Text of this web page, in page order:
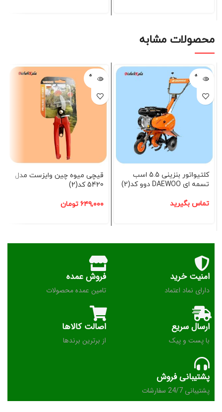
محصولات مشابه
فروخته
شده
کلتیواتور بنزینی 5.5 اسب
تسمه ای DAEWOO دوو کد(2)
تماس بگیرید
فروخته
شده
قیچی میوه چین وایزست مدل
5420 کد(2)
۶۴۹,۰۰۰ تومان
امنیت خرید
دارای نماد اعتماد
فروش عمده
تامین عمده محصولات
ارسال سریع
با پست و پیک
اصالت کالاها
از برترین برندها
پشتیبانی فروش
پشتیبانی 24/7 سفارشات